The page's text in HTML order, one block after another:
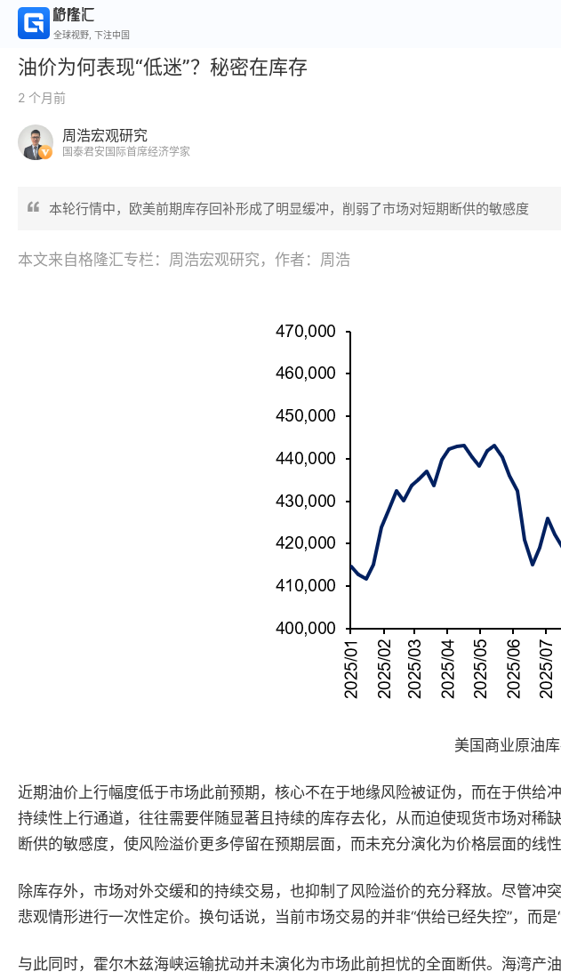
全球视野, 下注中国
油价为何表现“低迷”？秘密在库存
2 个月前
周浩宏观研究
国泰君安国际首席经济学家
本轮行情中，欧美前期库存回补形成了明显缓冲，削弱了市场对短期断供的敏感度
本文来自格隆汇专栏：周浩宏观研究，作者：周浩
美国商业原油
近期油价上行幅度低于市场此前预期，核心不在于地缘风险被证伪，而在于供
持续性上行通道，往往需要伴随显著且持续的库存去化，从而迫使现货市场对
断供的敏感度，使风险溢价更多停留在预期层面，而未充分演化为价格层面的线性
除库存外，市场对外交缓和的持续交易，也抑制了风险溢价的充分释放。尽管
悲观情形进行一次性定价。换句话说，当前市场交易的并非“供给已经失控”，而是
与此同时，霍尔木兹海峡运输扰动并未演化为市场此前担忧的全面断供。海湾